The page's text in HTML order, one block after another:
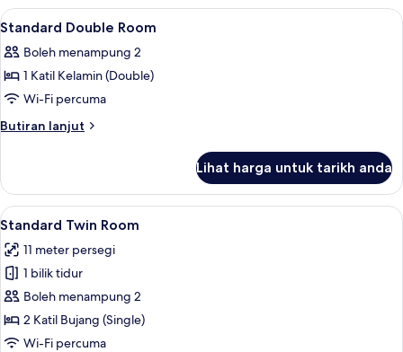
Room
Lihat
semua
foto
untuk
Standard
Double
Peralatan tempat tidur premium,
5
Standard Double Room
Boleh menampung 2
1 Katil Kelamin (Double)
Wi-Fi percuma
Butiran lanjut
Butiran
Double
Room
Lihat harga untuk tarikh anda
Lihat
semua
foto
untuk
Standard
Twin
Room
Standard Twin Room | Peralatan
7
Standard Twin Room
11 meter persegi
1 bilik tidur
Boleh menampung 2
2 Katil Bujang (Single)
Wi-Fi percuma